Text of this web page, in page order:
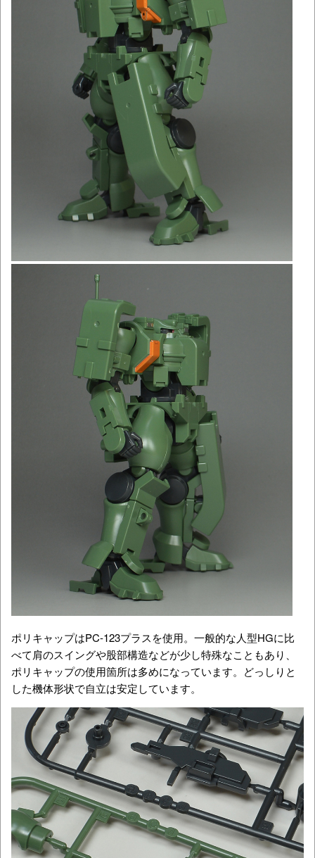
ポリキャップはPC-123プラスを使用。一般的な人型HGに比
べて肩のスイングや股部構造などが少し特殊なこともあり、
ポリキャップの使用箇所は多めになっています。どっしりと
した機体形状で自立は安定しています。